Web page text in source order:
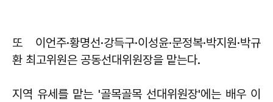
또 이언주·황명선·강득구·이성윤·문정복·박지원·박규
환 최고위원은 공동선대위원장을 맡는다.
지역 유세를 맡는 '골목골목 선대위원장'에는 배우 이